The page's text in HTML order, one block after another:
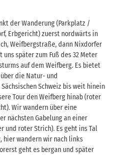
der Wanderung (Parkplatz /
Erbgericht) zuerst nordwärts in
Weifbergstraße, dann Nixdorfer
später zum Fuß des 32 Meter
auf dem Weifberg. Es bietet
die Natur- und
Schweiz bis weit hinein
Tour den Weifberg hinab (roter
Wir wandern über eine
nächsten Gabelung an einer
und roter Strich). Es geht ins Tal
hier wandern wir nach links
geht es bergan und später